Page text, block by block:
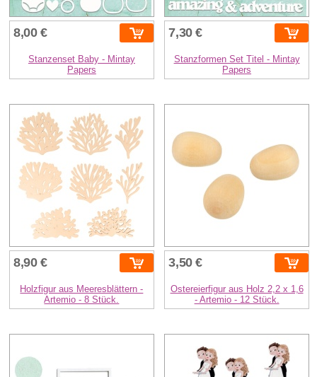
8,00 €
Stanzenset Baby - Mintay
Papers
7,30 €
Stanzformen Set Titel - Mintay
Papers
8,90 €
Holzfigur aus Meeresblättern -
Artemio - 8 Stück.
3,50 €
Ostereierfigur aus Holz 2,2 x 1,6
- Artemio - 12 Stück.